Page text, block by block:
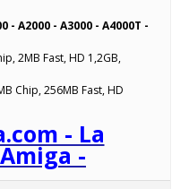
- A2000 - A3000 - A4000T -
2MB Fast, HD 1,2GB,
Chip, 256MB Fast, HD
- La
-